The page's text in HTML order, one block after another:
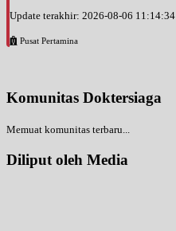
Update terakhir: 2026-08-06 11:14:34
Pusat Pertamina
Komunitas Doktersiaga
Memuat komunitas terbaru...
Diliput oleh Media